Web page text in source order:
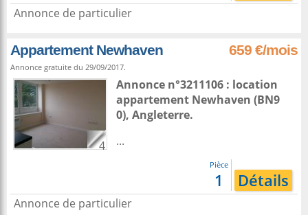
Annonce de particulier
Appartement Newhaven 659 €/mois
Annonce gratuite du 29/09/2017.
4
Annonce n°3211106 : location
appartement Newhaven (BN9
0), Angleterre.
...
Pièce
1 Détails
Annonce de particulier